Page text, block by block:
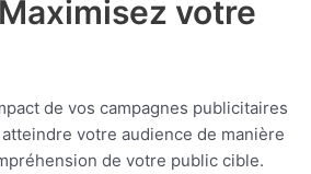
votre
de vos campagnes publicitaires
votre audience de manière
de votre public cible.